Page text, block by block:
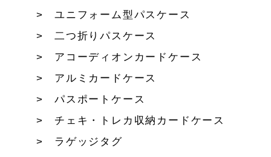
ユニフォーム型パスケース
二つ折りパスケース
アコーディオンカードケース
アルミカードケース
パスポートケース
チェキ・トレカ収納カードケース
ラゲッジタグ